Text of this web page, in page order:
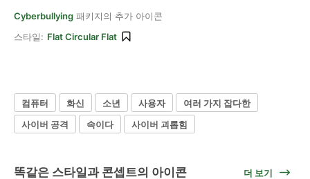
Cyberbullying 패키지의 추가 아이콘
스타일: Flat Circular Flat
컴퓨터 화신 소년 사용자
여러 가지 잡다한
사이버 공격
속이다 사이버 괴롭힘
똑같은 스타일과 콘셉트의 아이콘 더 보기